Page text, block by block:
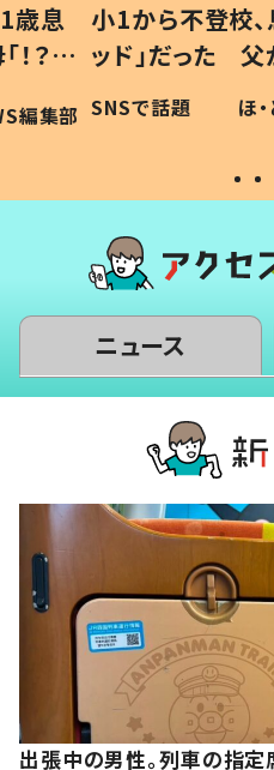
歳息
？」
編集部
小1から不登校、
ッド」だった
作り続ける理
#令和の子
SNSで話題 ほ
ニュース
出張中の男性。列車の指